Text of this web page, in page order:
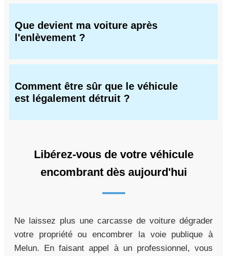
Que devient ma voiture après
l'enlèvement ?
Comment être sûr que le véhicule
est légalement détruit ?
Libérez-vous de votre véhicule
encombrant dès aujourd'hui
Ne laissez plus une carcasse de voiture dégrader
votre propriété ou encombrer la voie publique à
Melun. En faisant appel à un professionnel, vous